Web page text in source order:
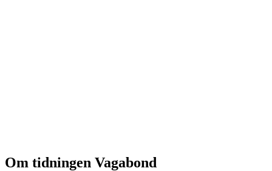
Om tidningen Vagabond